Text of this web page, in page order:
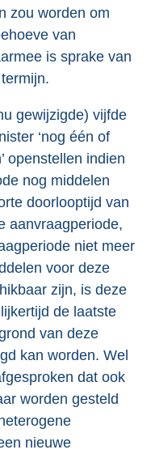
zou worden om
van
is sprake van
gewijzigde) vijfde
‘nog één of
openstellen indien
nog middelen
doorlooptijd van
aanvraagperiode,
niet meer
voor deze
zijn, is deze
de laatste
van deze
kan worden. Wel
dat ook
worden gesteld
nieuwe